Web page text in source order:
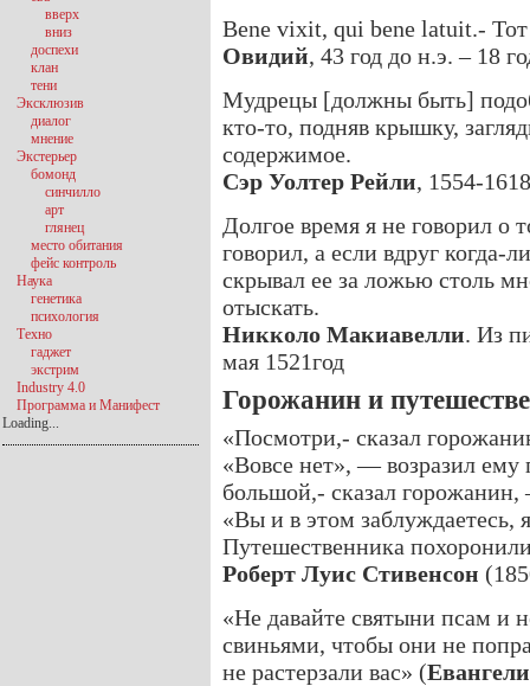
Bene vixit, qui bene latuit.-
Овидий, 43 год до н.э. – 18
Мудрецы [должны быть]
кто-то, подняв крышку,
содержимое.
Сэр Уолтер Рейли, 1554-1618
Долгое время я не говорил о
говорил, а если вдруг когда-
скрывал ее за ложью столь
отыскать.
Никколо Макиавелли. Из
мая 1521год
Горожанин и
«Посмотри,- сказал
«Вовсе нет», — возразил
большой,- сказал
«Вы и в этом заблуждаетесь,
Путешественника
Роберт Луис Стивенсон
«Не давайте святыни псам и
свиньями, чтобы они не
не растерзали вас» (
вверх
вниз
доспехи
клан
тени
Эксклюзив
диалог
мнение
Экстерьер
бомонд
синчилло
арт
глянец
место обитания
фейс контроль
Наука
генетика
психология
Техно
гаджет
экстрим
Industry 4.0
Программа и Манифест
Loading...